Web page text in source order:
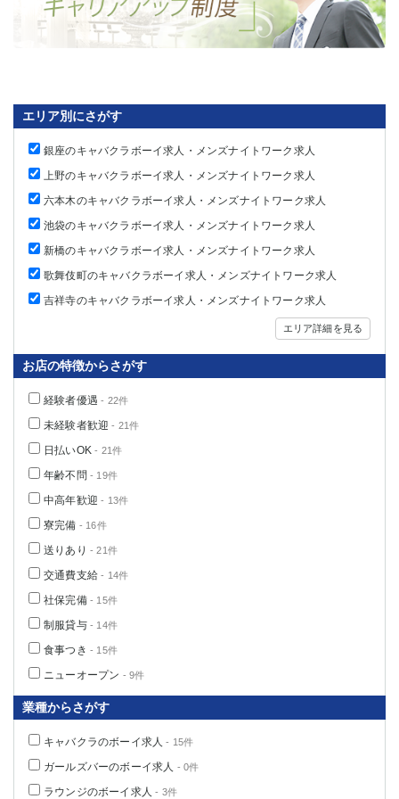
エリア別にさがす
銀座のキャバクラボーイ求人・メンズナイトワーク求人
上野のキャバクラボーイ求人・メンズナイトワーク求人
六本木のキャバクラボーイ求人・メンズナイトワーク求人
池袋のキャバクラボーイ求人・メンズナイトワーク求人
新橋のキャバクラボーイ求人・メンズナイトワーク求人
歌舞伎町のキャバクラボーイ求人・メンズナイトワーク求人
吉祥寺のキャバクラボーイ求人・メンズナイトワーク求人
エリア詳細を見る
お店の特徴からさがす
経験者優遇 - 22件
未経験者歓迎 - 21件
日払いOK - 21件
年齢不問 - 19件
中高年歓迎 - 13件
寮完備 - 16件
送りあり - 21件
交通費支給 - 14件
社保完備- 15件
制服貸与- 14件
食事つき - 15件
ニューオープン - 9件
業種からさがす
キャバクラのボーイ求人 - 15件
ガールズバーのボーイ求人 - 0件
ラウンジのボーイ求人 - 3件